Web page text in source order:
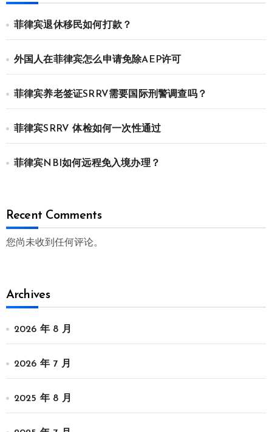
菲律宾退休移民如何打款？
外国人在菲律宾怎么申请免除AEP许可
菲律宾养老签证SRRV需要国际刑警调查吗？
菲律宾SRRV 体检如何一次性通过
菲律宾NBI如何远程免入境办理？
Recent Comments
您尚未收到任何评论。
Archives
2026 年 8 月
2026 年 7 月
2025 年 8 月